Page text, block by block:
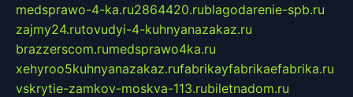
medsprawo-4-ka.ru2864420.rublagodarenie-spb.ru
zajmy24.rutovudyi-4-kuhnyanazakaz.ru
brazzerscom.rumedsprawo4ka.ru
xehyroo5kuhnyanazakaz.rufabrikayfabrikaefabrika.ru
vskrytie-zamkov-moskva-113.rubiletnadom.ru